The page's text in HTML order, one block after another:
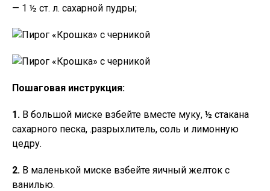
— 1 ½ ст. л. сахарной пудры;
Пошаговая инструкция:
1. В большой миске взбейте вместе муку, ½ стакана
сахарного песка, .разрыхлитель, соль и лимонную
цедру.
2. В маленькой миске взбейте яичный желток с
ванилью.